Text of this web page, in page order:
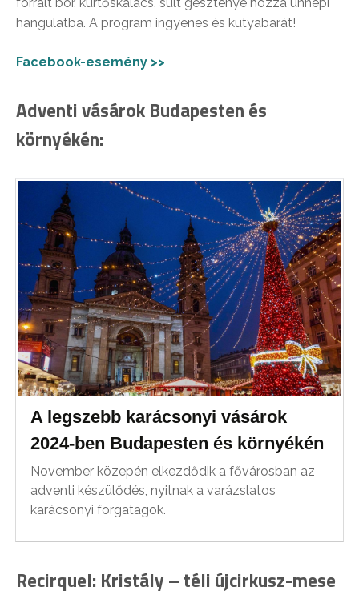
hangulatba. A program ingyenes és kutyabarát!
Facebook-esemény >>
Adventi vásárok Budapesten és
környékén:
A legszebb karácsonyi vásárok
2024-ben Budapesten és környékén
November közepén elkezdődik a fővárosban az
adventi készülődés, nyitnak a varázslatos
karácsonyi forgatagok.
Recirquel: Kristály – téli újcirkusz-mese